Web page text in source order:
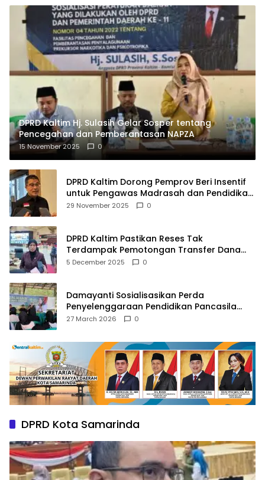
DPRD Kaltim Hj. Sulasih Gelar Sosper tentang
Pencegahan dan Pemberantasan NAPZA
15 November 2025 0
DPRD Kaltim Dorong Pemprov Beri Insentif
untuk Pengawas Madrasah dan Pendidikan
Agama
29 November 2025 0
DPRD Kaltim Pastikan Reses Tak
Terdampak Pemotongan Transfer Dana
Pusat
5 December 2025 0
Damayanti Sosialisasikan Perda
Penyelenggaraan Pendidikan Pancasila
dan Wawasan Kebangsaan
27 March 2026 0
DPRD Kota Samarinda